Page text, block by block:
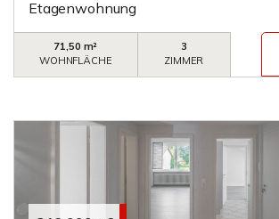
Etagenwohnung
71,50 m²
WOHNFLÄCHE
3
ZIMMER